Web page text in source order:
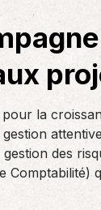
la
des